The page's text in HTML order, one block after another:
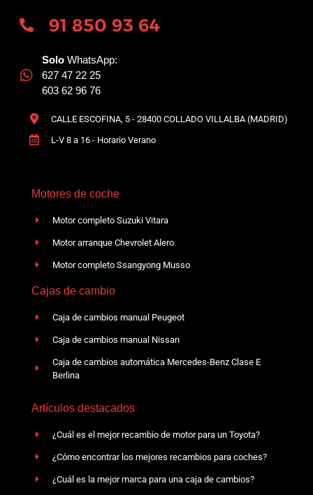
91 850 93 64
Solo WhatsApp:
627 47 22 25
603 62 96 76
CALLE ESCOFINA, 5 - 28400 COLLADO VILLALBA (MADRID)
L-V 8 a 16 - Horario Verano
Motores de coche
Motor completo Suzuki Vitara
Motor arranque Chevrolet Alero
Motor completo Ssangyong Musso
Cajas de cambio
Caja de cambios manual Peugeot
Caja de cambios manual Nissan
Caja de cambios automática Mercedes-Benz Clase E
Berlina
Artículos destacados
¿Cuál es el mejor recambio de motor para un Toyota?
¿Cómo encontrar los mejores recambios para coches?
¿Cuál es la mejor marca para una caja de cambios?